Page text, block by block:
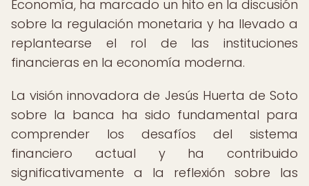
Economía, ha marcado un hito en la discusión
sobre la regulación monetaria y ha llevado a
replantearse el rol de las instituciones
financieras en la economía moderna.
La visión innovadora de Jesús Huerta de Soto
sobre la banca ha sido fundamental para
comprender los desafíos del sistema
financiero actual y ha contribuido
significativamente a la reflexión sobre las